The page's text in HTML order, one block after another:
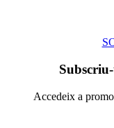
Accedeix a